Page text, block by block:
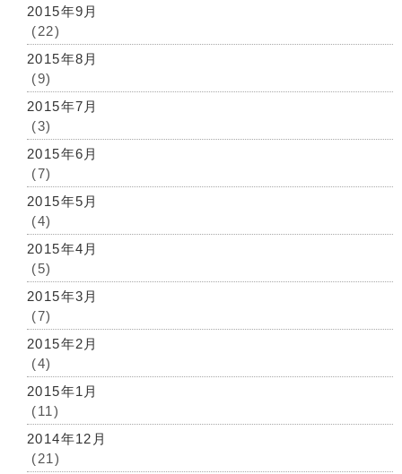
2015年9月
(22)
2015年8月
(9)
2015年7月
(3)
2015年6月
(7)
2015年5月
(4)
2015年4月
(5)
2015年3月
(7)
2015年2月
(4)
2015年1月
(11)
2014年12月
(21)